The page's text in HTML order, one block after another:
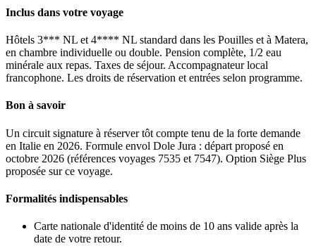
Inclus dans votre voyage
Hôtels 3*** NL et 4**** NL standard dans les Pouilles et à Matera,
en chambre individuelle ou double. Pension complète, 1/2 eau
minérale aux repas. Taxes de séjour. Accompagnateur local
francophone. Les droits de réservation et entrées selon programme.
Bon à savoir
Un circuit signature à réserver tôt compte tenu de la forte demande
en Italie en 2026. Formule envol Dole Jura : départ proposé en
octobre 2026 (références voyages 7535 et 7547). Option Siège Plus
proposée sur ce voyage.
Formalités indispensables
Carte nationale d'identité de moins de 10 ans valide après la
date de votre retour.